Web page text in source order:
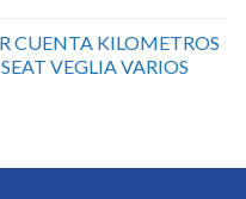
CUENTA KILOMETROS
VEGLIA VARIOS